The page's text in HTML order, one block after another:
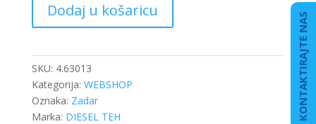
POKRETAČA
ACTROS
4
količina
Dodaj u košaricu
SKU: 4.63013
Kategorija: WEBSHOP
Oznaka: Zadar
Marka: DIESEL TEH KONTAKTIRAJTE NAS